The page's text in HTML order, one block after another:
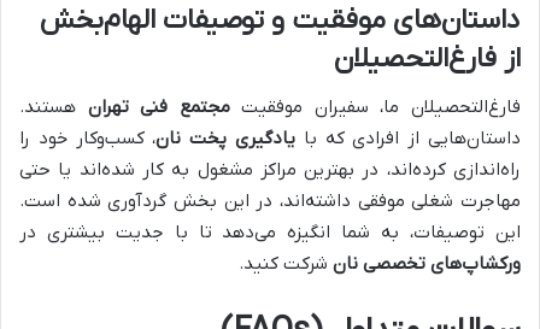
داستان‌های موفقیت و توصیفات الهام‌بخش
از فارغ‌التحصیلان
فارغ‌التحصیلان ما، سفیران موفقیتمجتمع فنی تهران هستند.
داستان‌هایی از افرادی که با یادگیری پخت نان، کسب‌وکار خود را
راه‌اندازی کرده‌اند، در بهترین مراکز مشغول به کار شده‌اند یا حتی
مهاجرت شغلی موفقی داشته‌اند، در این بخش گردآوری شده است.
این توصیفات، به شما انگیزه می‌دهد تا با جدیت بیشتری در
ورکشاپ‌های تخصصی نان شرکت کنید.